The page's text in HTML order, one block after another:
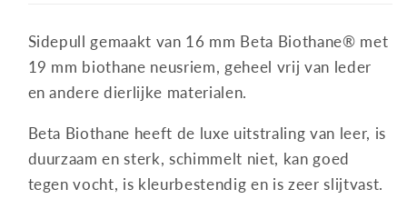
Sidepull gemaakt van 16 mm Beta Biothane® met
19 mm biothane neusriem, geheel vrij van leder
en andere dierlijke materialen.
Beta Biothane heeft de luxe uitstraling van leer, is
duurzaam en sterk, schimmelt niet, kan goed
tegen vocht, is kleurbestendig en is zeer slijtvast.